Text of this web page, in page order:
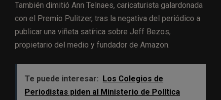
También dimitió Ann Telnaes, caricaturista galardonada
con el Premio Pulitzer, tras la negativa del periódico a
publicar una viñeta satírica sobre Jeff Bezos,
propietario del medio y fundador de Amazon.
Te puede interesar:
Los Colegios de
Periodistas piden al Ministerio de Política